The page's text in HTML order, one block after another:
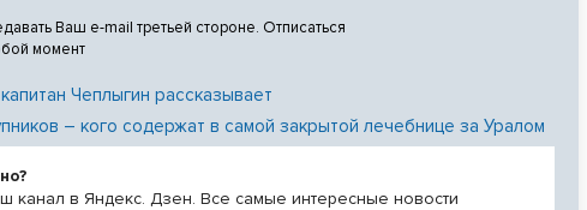
Ваш e-mail третьей стороне. Отписаться
момент
Чеплыгин рассказывает
– кого содержат в самой закрытой лечебнице за Уралом
канал в Яндекс. Дзен. Все самые интересные новости